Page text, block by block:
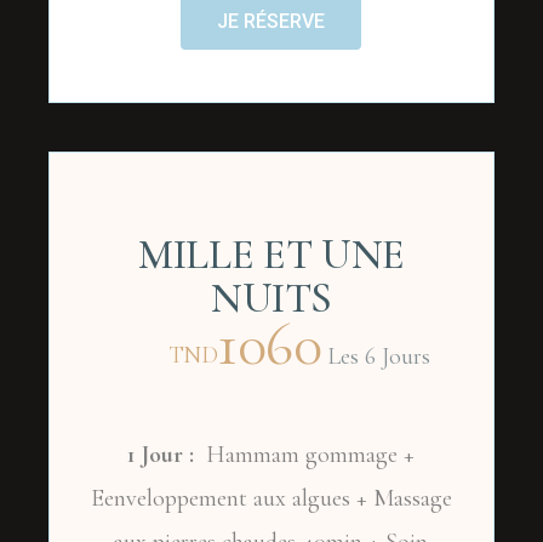
JE RÉSERVE
MILLE ET UNE
NUITS
TND1060 Les 6 Jours
1 Jour : Hammam gommage +
Eenveloppement aux algues + Massage